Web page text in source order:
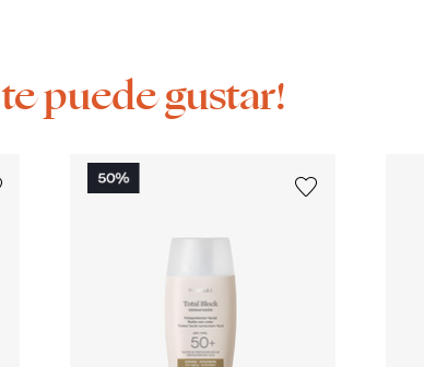
puede gustar!